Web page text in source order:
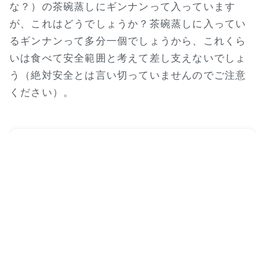
な？）の茶碗蒸しにギンナンって入っています
が、これはどうでしょうか？茶碗蒸しに入ってい
るギンナンって多分一個でしょうから、これくら
いは食べて安全範囲と考えて差し支えないでしょ
う（絶対安全とは言い切っていませんのでご注意
ください）。